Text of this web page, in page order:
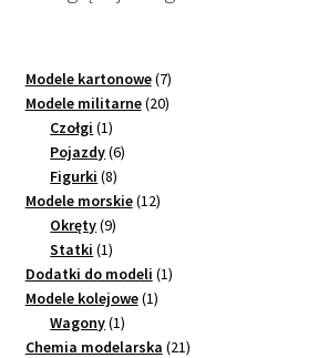
Modele kartonowe 77
produktów
Modele militarne 2020
Czołgi 11
produkt
Pojazdy 66
Figurki 88
produktów
Modele morskie 1212
Okręty 99
produktów
Statki 11
produkt
Dodatki do modeli 11
Modele kolejowe 11
Wagony 11
produkt
Chemia modelarska 2121